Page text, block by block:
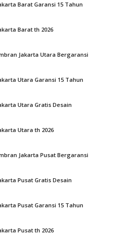
Barat Garansi 15 Tahun
Barat th 2026
Jakarta Utara Bergaransi
Utara Garansi 15 Tahun
Utara Gratis Desain
Utara th 2026
Jakarta Pusat Bergaransi
Pusat Gratis Desain
Pusat Garansi 15 Tahun
Pusat th 2026